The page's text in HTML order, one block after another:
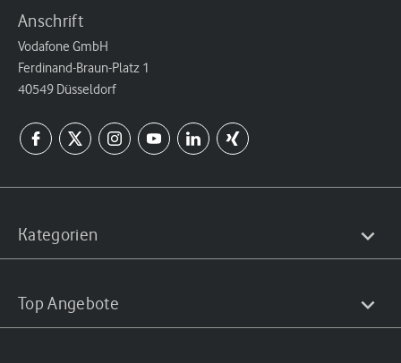
Anschrift
Vodafone GmbH
Ferdinand-Braun-Platz 1
40549 Düsseldorf
Kategorien
Top Angebote